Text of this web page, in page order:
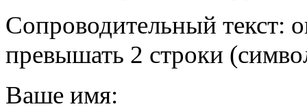
Сопроводительный текст:
превышать 2 строки
Ваше имя: